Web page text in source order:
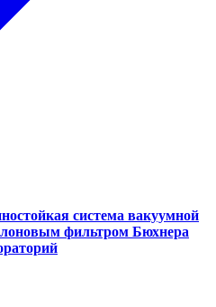
система вакуумной
фильтром Бюхнера